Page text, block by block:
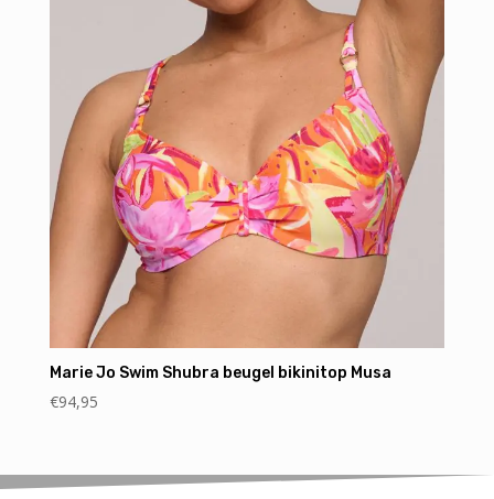
Marie Jo Swim Shubra beugel bikinitop Musa
€94,95